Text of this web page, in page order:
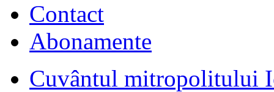
Contact
Abonamente
Cuvântul mitropolitului